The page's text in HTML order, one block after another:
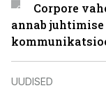
Corpore
annab
UUDISED